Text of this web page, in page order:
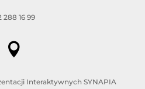
288 16 99

Interaktywnych SYNAPIA